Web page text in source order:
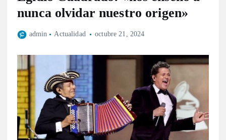
nunca olvidar nuestro origen»
admin Actualidad octubre 21, 2024